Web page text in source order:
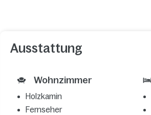
Ausstattung
Wohnzimmer
Holzkamin
Fernseher